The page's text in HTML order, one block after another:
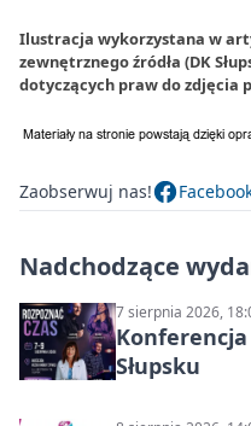
Ilustracja wykorzystana w
zewnętrznego źródła (DK
dotyczących praw do zdjęcia
Zaobserwuj nas!
Nadchodzące
7 sierpnia 2026,
Konferencja
Słupsku